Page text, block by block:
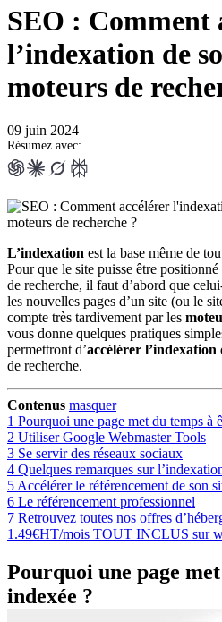
SEO : Comment
l’indexation de
moteurs de
09 juin 2024
Résumez avec:
L’indexation est la base même de
Pour que le site puisse être
de recherche, il faut d’abord que
les nouvelles pages d’un site (ou le
compte très tardivement par les
vous donne quelques pratiques
permettront d’accélérer l’indexation
de recherche.
Contenus masquer
1 Pourquoi une page met du temps à
2 Utiliser Google Webmaster Tools
3 Se servir des réseaux sociaux
4 Quelques remarques sur
5 Accélérer le référencement de son
6 Le référencement professionnel
7 Retrouvez toutes nos offres
1.49€HT/mois TOUT INCLUS sur
Pourquoi une page
indexée ?